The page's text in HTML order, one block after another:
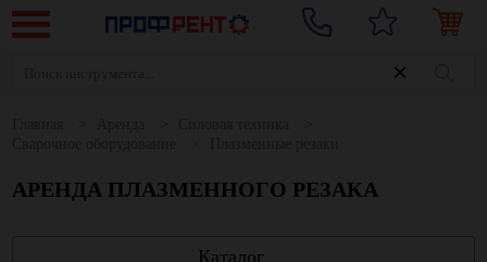
АРЕНДА ПЛАЗМЕННОГО РЕЗАКА
Каталог